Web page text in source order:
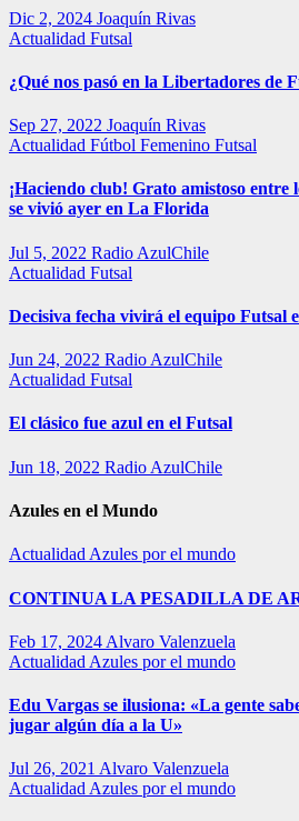
Dic 2, 2024 Joaquín Rivas
Actualidad Futsal
¿Qué nos pasó en la Libertadores de
Sep 27, 2022 Joaquín Rivas
Actualidad Fútbol Femenino Futsal
¡Haciendo club! Grato amistoso entre
se vivió ayer en La Florida
Jul 5, 2022 Radio AzulChile
Actualidad Futsal
Decisiva fecha vivirá el equipo Futsal
Jun 24, 2022 Radio AzulChile
Actualidad Futsal
El clásico fue azul en el Futsal
Jun 18, 2022 Radio AzulChile
Azules en el Mundo
Actualidad Azules por el mundo
CONTINUA LA PESADILLA DE
Feb 17, 2024 Alvaro Valenzuela
Actualidad Azules por el mundo
Edu Vargas se ilusiona: «La gente
jugar algún día a la U»
Jul 26, 2021 Alvaro Valenzuela
Actualidad Azules por el mundo